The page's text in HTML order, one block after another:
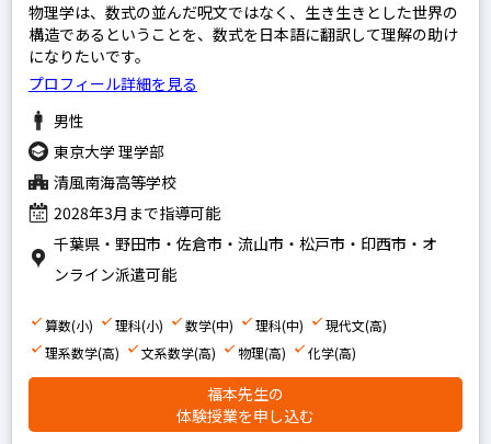
物理学は、数式の並んだ呪文ではなく、生き生きとした世界の
構造であるということを、数式を日本語に翻訳して理解の助け
になりたいです。
プロフィール詳細を見る
男性
東京大学 理学部
清風南海高等学校
2028年3月まで指導可能
千葉県・野田市・佐倉市・流山市・松戸市・印西市・オ
ンライン派遣可能
算数(小) 理科(小) 数学(中) 理科(中)
現代文(高)
理系数学(高)
文系数学(高) 物理(高) 化学(高)
福本先生の
体験授業を申し込む